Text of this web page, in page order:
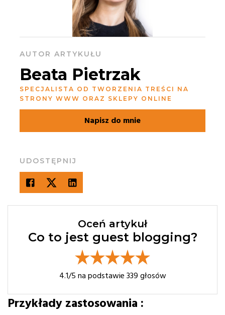
AUTOR ARTYKUŁU
Beata Pietrzak
SPECJALISTA OD TWORZENIA TREŚCI NA
STRONY WWW ORAZ SKLEPY ONLINE
Napisz do mnie
UDOSTĘPNIJ
Oceń artykuł
Co to jest guest blogging?
4.1/5 na podstawie 339 głosów
Przykłady zastosowania :